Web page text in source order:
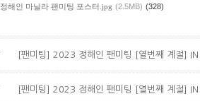
정해인 마닐라 팬미팅 포스터.jpg (2.5MB) (328)
[팬미팅] 2023 정해인 팬미팅 [열번째 계절]
[팬미팅] 2023 정해인 팬미팅 [열번째 계절]